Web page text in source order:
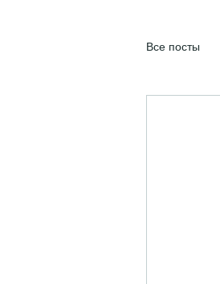
Все посты